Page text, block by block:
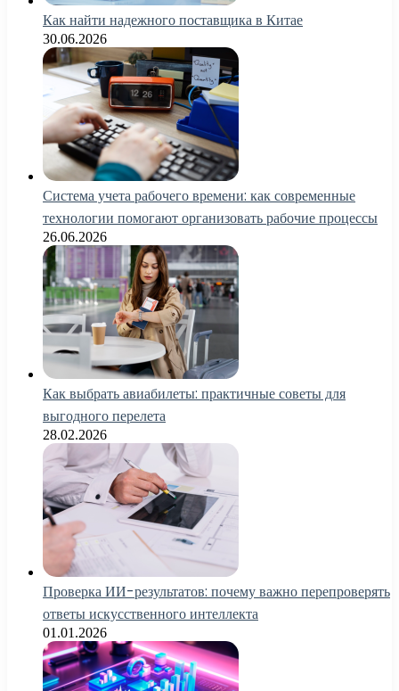
Как найти надежного поставщика в Китае
30.06.2026
Система учета рабочего времени: как современные
технологии помогают организовать рабочие процессы
26.06.2026
Как выбрать авиабилеты: практичные советы для
выгодного перелета
28.02.2026
Проверка ИИ-результатов: почему важно перепроверять
ответы искусственного интеллекта
01.01.2026